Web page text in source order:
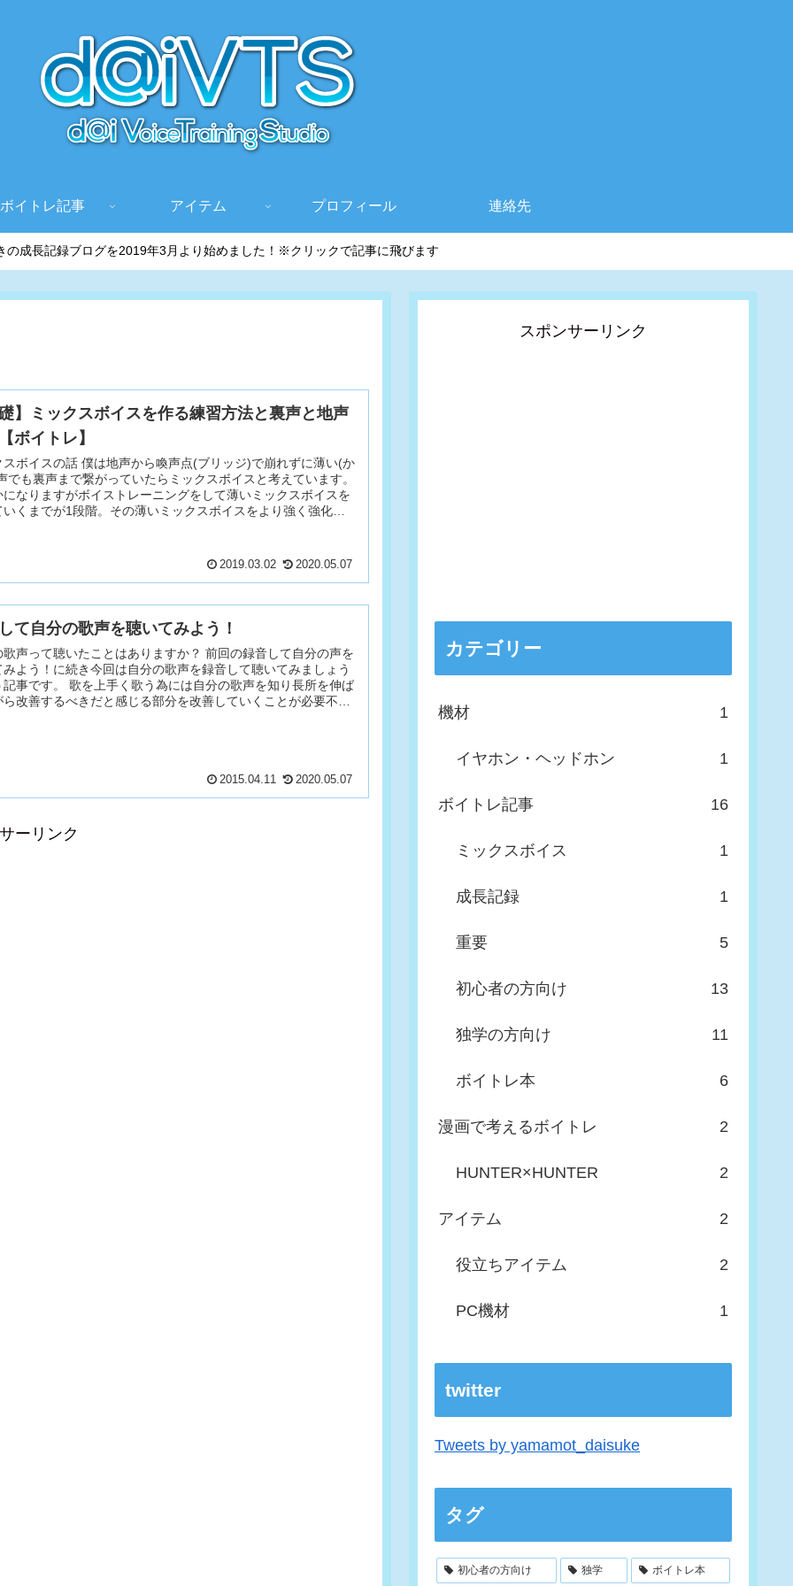
ボイトレ記事 アイテム プロフィール 連絡先
の成長記録ブログを2019年3月より始めました！※クリックで記事に飛びます
】ミックスボイスを作る練習方法と裏声と地声
ボイトレ】
スボイスの話 僕は地声から喚声点(ブリッジ)で崩れずに薄い(か
でも裏声まで繋がっていたらミックスボイスと考えています。
になりますがボイストレーニングをして薄いミックスボイスを
いくまでが1段階。その薄いミックスボイスをより強く強化し
2019.03.02 2020.05.07
て自分の歌声を聴いてみよう！
歌声って聴いたことはありますか？ 前回の録音して自分の声を
みよう！に続き今回は自分の歌声を録音して聴いてみましょう
記事です。 歌を上手く歌う為には自分の歌声を知り長所を伸ば
ら改善するべきだと感じる部分を改善していくことが必要不可
2015.04.11 2020.05.07
ーリンク
スポンサーリンク
カテゴリー
機材 1
イヤホン・ヘッドホン 1
ボイトレ記事 16
ミックスボイス 1
成長記録 1
重要 5
初心者の方向け 13
独学の方向け 11
ボイトレ本 6
漫画で考えるボイトレ 2
HUNTER×HUNTER 2
アイテム 2
役立ちアイテム 2
PC機材 1
twitter
Tweets by yamamot_daisuke
タグ
初心者の方向け 独学 ボイトレ本